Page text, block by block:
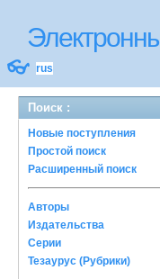
👓 rus
Поиск :
Новые поступления
Простой поиск
Расширенный поиск
Авторы
Издательства
Серии
Тезаурус (Рубрики)